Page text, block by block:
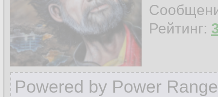
Рейтинг:
Powered by Power